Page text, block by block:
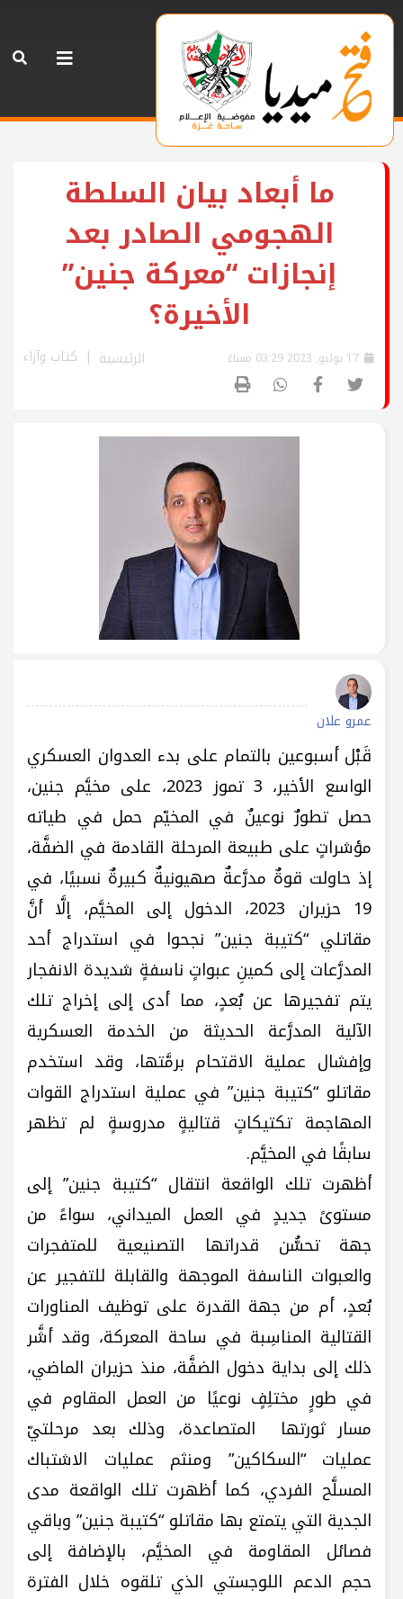
ما أبعاد بيان السلطة
الهجومي الصادر بعد
إنجازات “معركة جنين”
الأخيرة؟
الرئيسية كتاب وآراء
عمرو علان
قَبْل أسبوعين بالتمام على بدء العدوان العسكري
الواسع الأخير، 3 تموز 2023، على مخيَّم جنين،
حصل تطورٌ نوعينٌ في المخيّم حمل في طياته
مؤشراتٍ على طبيعة المرحلة القادمة في الضفَّة،
إذ حاولت قوةٌ مدرَّعةٌ صهيونيةٌ كبيرةٌ نسبيًا، في
19 حزيران 2023، الدخول إلى المخيَّم، إلَّا أنَّ
مقاتلي “كتيبة جنين” نجحوا في استدراج أحد
المدرَّعات إلى كمينِ عبواتٍ ناسفةٍ شديدة الانفجار
يتم تفجيرها عن بُعدٍ، مما أدى إلى إخراج تلك
الآلية المدرَّعة الحديثة من الخدمة العسكرية
وإفشال عملية الاقتحام برمَّتها، وقد استخدم
مقاتلو “كتيبة جنين” في عملية استدراج القوات
المهاجمة تكتيكاتٍ قتاليةٍ مدروسةٍ لم تظهر
سابقًا في المخيَّم.
أظهرت تلك الواقعة انتقال “كتيبة جنين” إلى
مستوىً جديدٍ في العمل الميداني، سواءً من
جهة تحسُّن قدراتها التصنيعية للمتفجرات
والعبوات الناسفة الموجهة والقابلة للتفجير عن
بُعدٍ، أم من جهة القدرة على توظيف المناورات
القتالية المناسِبة في ساحة المعركة، وقد أشَّر
ذلك إلى بداية دخول الضفَّة، منذ حزيران الماضي،
في طورٍ مختلِفٍ نوعيًا من العمل المقاوم في
مسار ثورتها المتصاعدة، وذلك بعد مرحلتيّ
عمليات “السكاكين” ومنثم عمليات الاشتباك
المسلَّح الفردي، كما أظهرت تلك الواقعة مدى
الجدية التي يتمتع بها مقاتلو “كتيبة جنين” وباقي
فصائل المقاومة في المخيَّم، بالإضافة إلى
حجم الدعم اللوجستي الذي تلقوه خلال الفترة